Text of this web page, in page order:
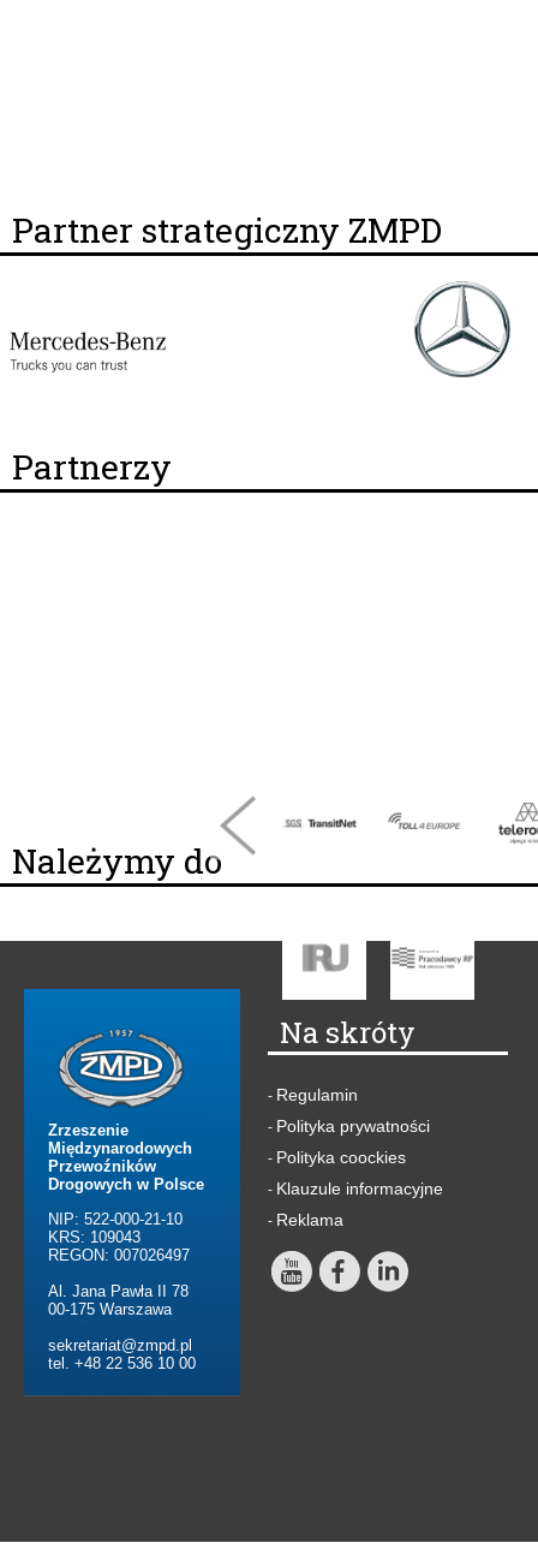
Partner strategiczny ZMPD
Partnerzy
Należymy do
Zrzeszenie
Międzynarodowych
Przewoźników
Drogowych w Polsce
NIP: 522-000-21-10
KRS: 109043
REGON: 007026497
Al. Jana Pawła II 78
00-175 Warszawa
sekretariat@zmpd.pl
tel. +48 22 536 10 00
Na skróty
- Regulamin
- Polityka prywatności
- Polityka coockies
- Klauzule informacyjne
- Reklama